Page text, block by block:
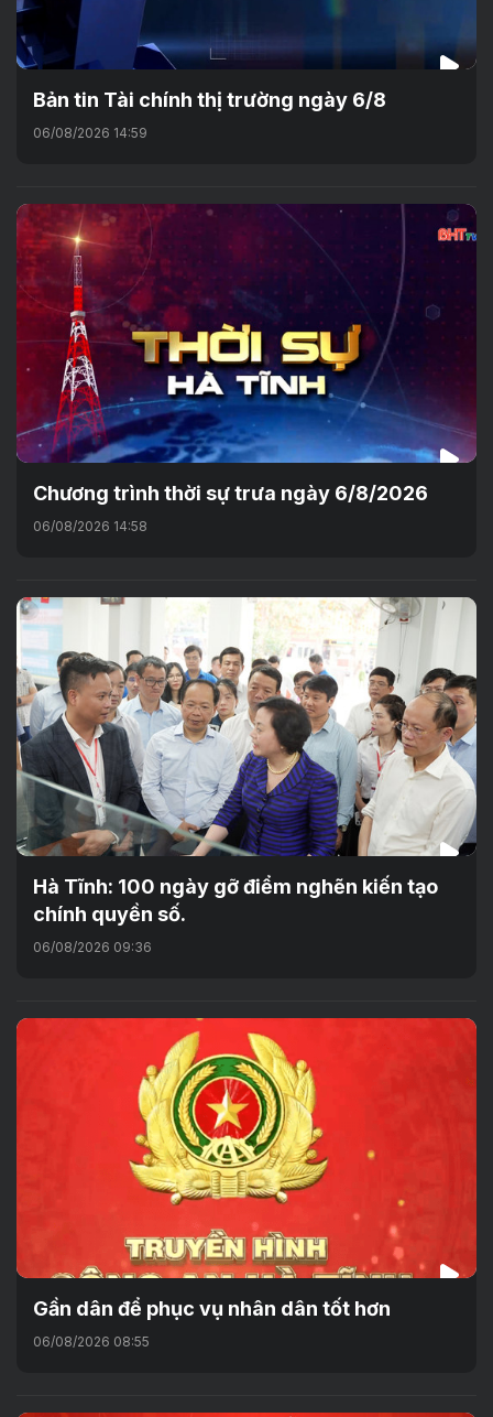
Bản tin Tài chính thị trường ngày 6/8
06/08/2026 14:59
Chương trình thời sự trưa ngày 6/8/2026
06/08/2026 14:58
Hà Tĩnh: 100 ngày gỡ điểm nghẽn kiến tạo
chính quyền số.
06/08/2026 09:36
Gần dân để phục vụ nhân dân tốt hơn
06/08/2026 08:55